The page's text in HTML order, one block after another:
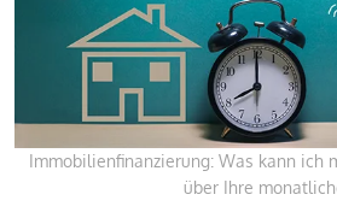
Immobilienfinanzierung: Was kann ich
über Ihre